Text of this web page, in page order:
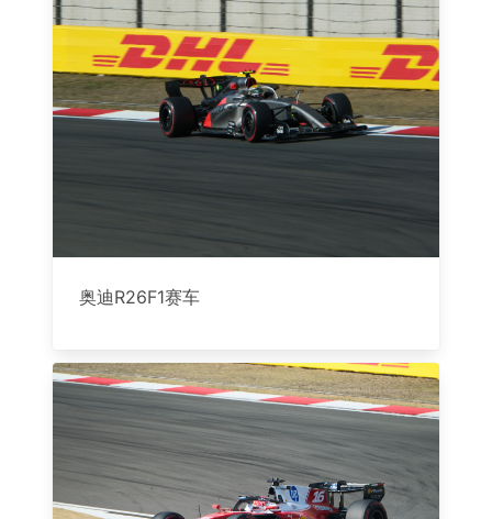
奥迪R26F1赛车